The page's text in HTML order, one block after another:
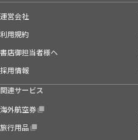
運営会社
利用規約
書店御担当者様へ
採用情報
関連サービス
海外航空券
旅行用品